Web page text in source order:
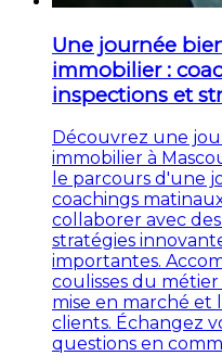
Une journée
immobilier :
inspections et
Découvrez une
immobilier à
le parcours d'une
coachings
collaborer avec
stratégies
importantes.
coulisses du
mise en marché et
clients. Échangez
questions en